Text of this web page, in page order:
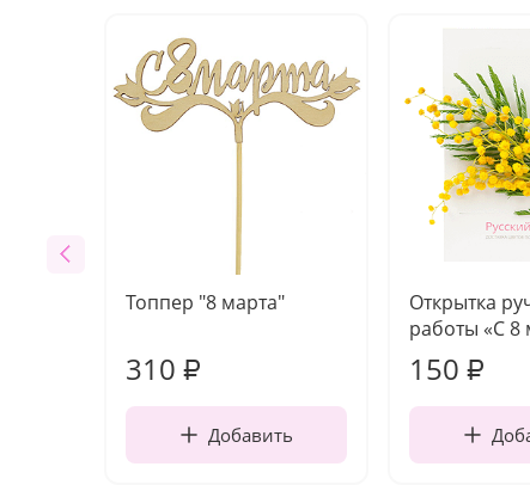
Топпер "8 марта"
310 ₽
Добавить
Открытка
работы «С 8
150 ₽